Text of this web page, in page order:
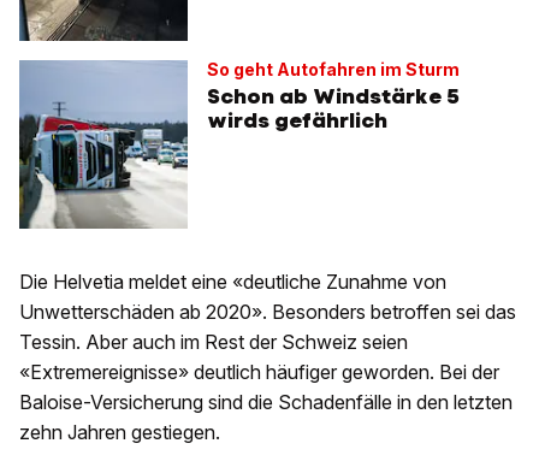
So geht Autofahren im Sturm
Schon ab Windstärke 5
wirds gefährlich
Die Helvetia meldet eine «deutliche Zunahme von
Unwetterschäden ab 2020». Besonders betroffen sei das
Tessin. Aber auch im Rest der Schweiz seien
«Extremereignisse» deutlich häufiger geworden. Bei der
Baloise-Versicherung sind die Schadenfälle in den letzten
zehn Jahren gestiegen.